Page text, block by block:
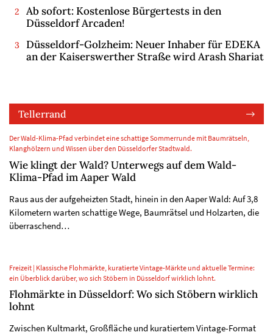
Ab sofort: Kostenlose Bürgertests in den
Düsseldorf Arcaden!
Düsseldorf-Golzheim: Neuer Inhaber für EDEKA
an der Kaiserswerther Straße wird Arash Shariat
Tellerrand
Der Wald-Klima-Pfad verbindet eine schattige Sommerrunde mit Baumrätseln,
Klanghölzern und Wissen über den Düsseldorfer Stadtwald.
Wie klingt der Wald? Unterwegs auf dem Wald-
Klima-Pfad im Aaper Wald
Raus aus der aufgeheizten Stadt, hinein in den Aaper Wald: Auf 3,8
Kilometern warten schattige Wege, Baumrätsel und Holzarten, die
überraschend…
Freizeit | Klassische Flohmärkte, kuratierte Vintage-Märkte und aktuelle Termine:
ein Überblick darüber, wo sich Stöbern in Düsseldorf wirklich lohnt.
Flohmärkte in Düsseldorf: Wo sich Stöbern wirklich
lohnt
Zwischen Kultmarkt, Großfläche und kuratiertem Vintage-Format